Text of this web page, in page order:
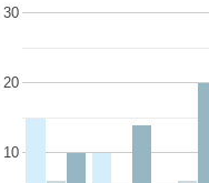
10
20
30